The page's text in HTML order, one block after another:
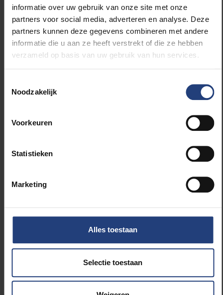
informatie over uw gebruik van onze site met onze
partners voor social media, adverteren en analyse. Deze
partners kunnen deze gegevens combineren met andere
informatie die u aan ze heeft verstrekt of die ze hebben
verzameld op basis van uw gebruik van hun services.
Noodzakelijk
Voorkeuren
Statistieken
Marketing
Alles toestaan
Selectie toestaan
expressies van emotie terug te vinden kunnen
worden naar onze vroegste voorouders van
landdieren.
Lees ook
De Redactie:
Mensen kunnen emoties herkennen
Mensen herkennen emoties in
Wetenschap en onderzoek